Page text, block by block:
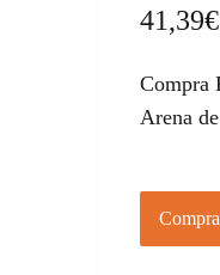
41,39€
Compra
Arena